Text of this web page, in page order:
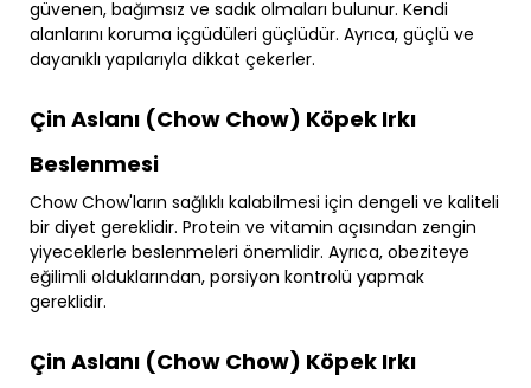
güvenen, bağımsız ve sadık olmaları bulunur. Kendi
alanlarını koruma içgüdüleri güçlüdür. Ayrıca, güçlü ve
dayanıklı yapılarıyla dikkat çekerler.
Çin Aslanı (Chow Chow) Köpek Irkı
Beslenmesi
Chow Chow'ların sağlıklı kalabilmesi için dengeli ve kaliteli
bir diyet gereklidir. Protein ve vitamin açısından zengin
yiyeceklerle beslenmeleri önemlidir. Ayrıca, obeziteye
eğilimli olduklarından, porsiyon kontrolü yapmak
gereklidir.
Çin Aslanı (Chow Chow) Köpek Irkı